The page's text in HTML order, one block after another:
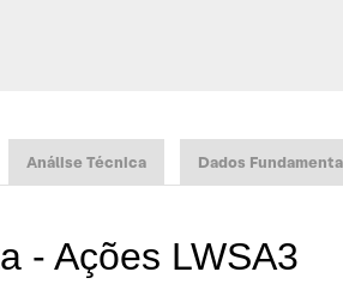
Análise Técnica Dados
- Ações LWSA3